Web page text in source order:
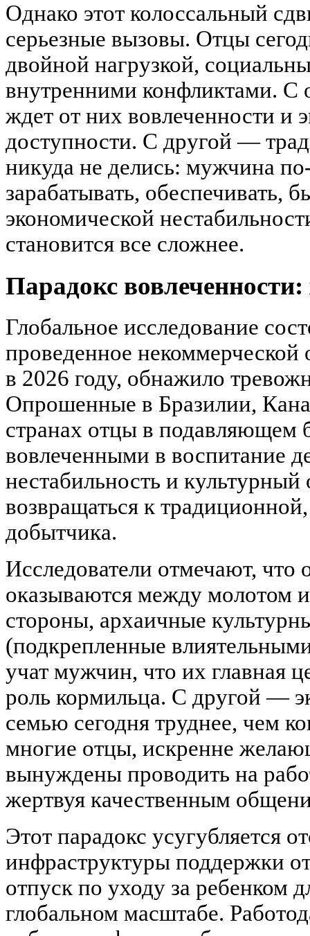
Однако этот колоссальный
серьезные вызовы. Отцы
двойной нагрузкой,
внутренними конфликтами. С
ждет от них вовлеченности и
доступности. С другой —
никуда не делись: мужчина
зарабатывать, обеспечивать,
экономической
становится все сложнее.
Парадокс
Глобальное исследование
проведенное
в 2026 году, обнажило
Опрошенные в Бразилии,
странах отцы в подавляющем
вовлеченными в воспитание
нестабильность и
возвращаться к
добытчика.
Исследователи отмечают,
оказываются между молотом
стороны, архаичные
(подкрепленные
учат мужчин, что их главная
роль кормильца. С другой —
семью сегодня труднее, чем
многие отцы, искренне
вынуждены проводить на
жертвуя качественным
Этот парадокс усугубляется
инфраструктуры поддержки
отпуск по уходу за ребенком
глобальном масштабе.